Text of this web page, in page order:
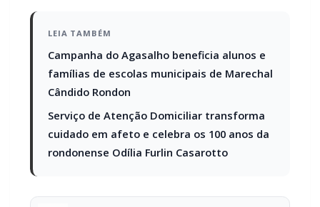
atividades.
As inscrições podem ser feitas diretamente na Escola de
Artes, localizada no parque de exposições de Marechal
Cândido Rondon.
3254-3289.
das oficinas, que têm como objetivo incentivar o
desenvolvimento artístico, promover a cultura e ampliar o